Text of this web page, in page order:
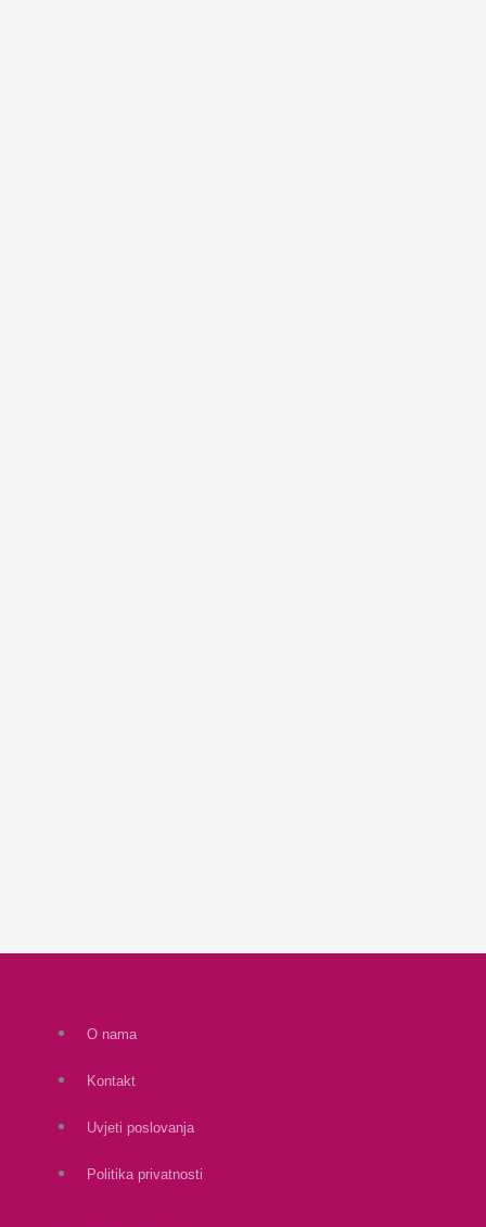
O nama
Kontakt
Uvjeti poslovanja
Politika privatnosti